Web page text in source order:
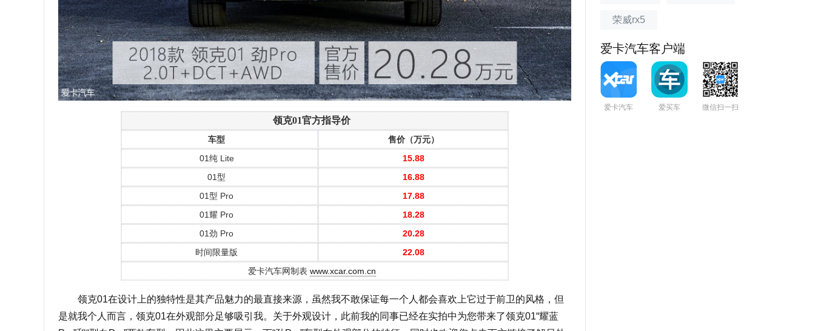
领克01官方指导价
车型
售价（万元）
01纯 Lite
15.88
01型
16.88
01型 Pro
17.88
01耀 Pro
18.28
01劲 Pro
20.28
时间限量版
22.08
爱卡汽车网制表 www.xcar.com.cn
领克01在设计上的独特性是其产品魅力的最直接来源，虽然我不敢保证每一个人都会喜欢上它过于前卫的风格，但
是就我个人而言，领克01在外观部分足够吸引我。关于外观设计，此前我的同事已经在实拍中为您带来了领克01“耀蓝
荣威rx5
爱卡汽车客户端
爱卡汽车 爱买车 微信扫一扫